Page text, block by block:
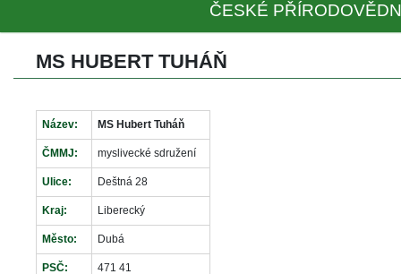
ČESKÉ
MS HUBERT TUHÁŇ
Název: MS Hubert Tuháň
ČMMJ: myslivecké sdružení
Ulice: Deštná 28
Kraj: Liberecký
Město: Dubá
PSČ: 471 41